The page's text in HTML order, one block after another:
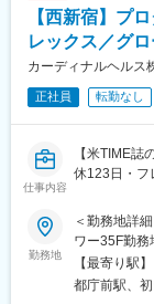
・面接フォ
→あなたの介
して日本の
業11名、サ
ム構成とな
ため、転職
【仕事の特徴
・「医療業
【西新宿】プ
レックス／グ
カーディナルヘルス
正社員 転勤なし
仕事内容
【米TIME
休123日・フ
プロダクト
誇る製品の
ジネスモデ
＜詳細業務＞
・マーケテ
勤務地
＜勤務地詳
ワー35F勤務
面禁煙変更
【最寄り駅】
都庁前駅、